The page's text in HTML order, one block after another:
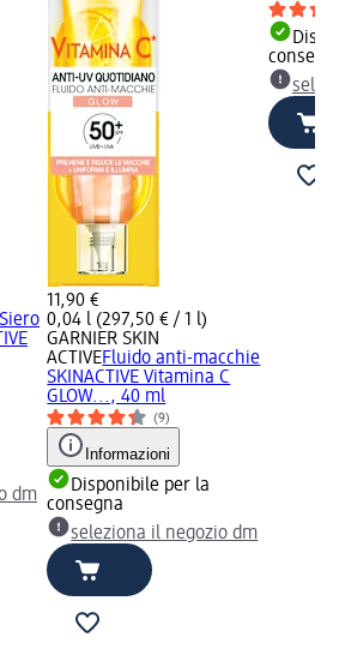
Siero
dm
11,90 €
0,04 l (297,50 € / 1 l)
GARNIER SKIN
ACTIVEFluido anti-macchie
SKINACTIVE Vitamina C
GLOW..., 40 ml
(9)
Informazioni
Disponibile per la
consegna
seleziona il negozio dm